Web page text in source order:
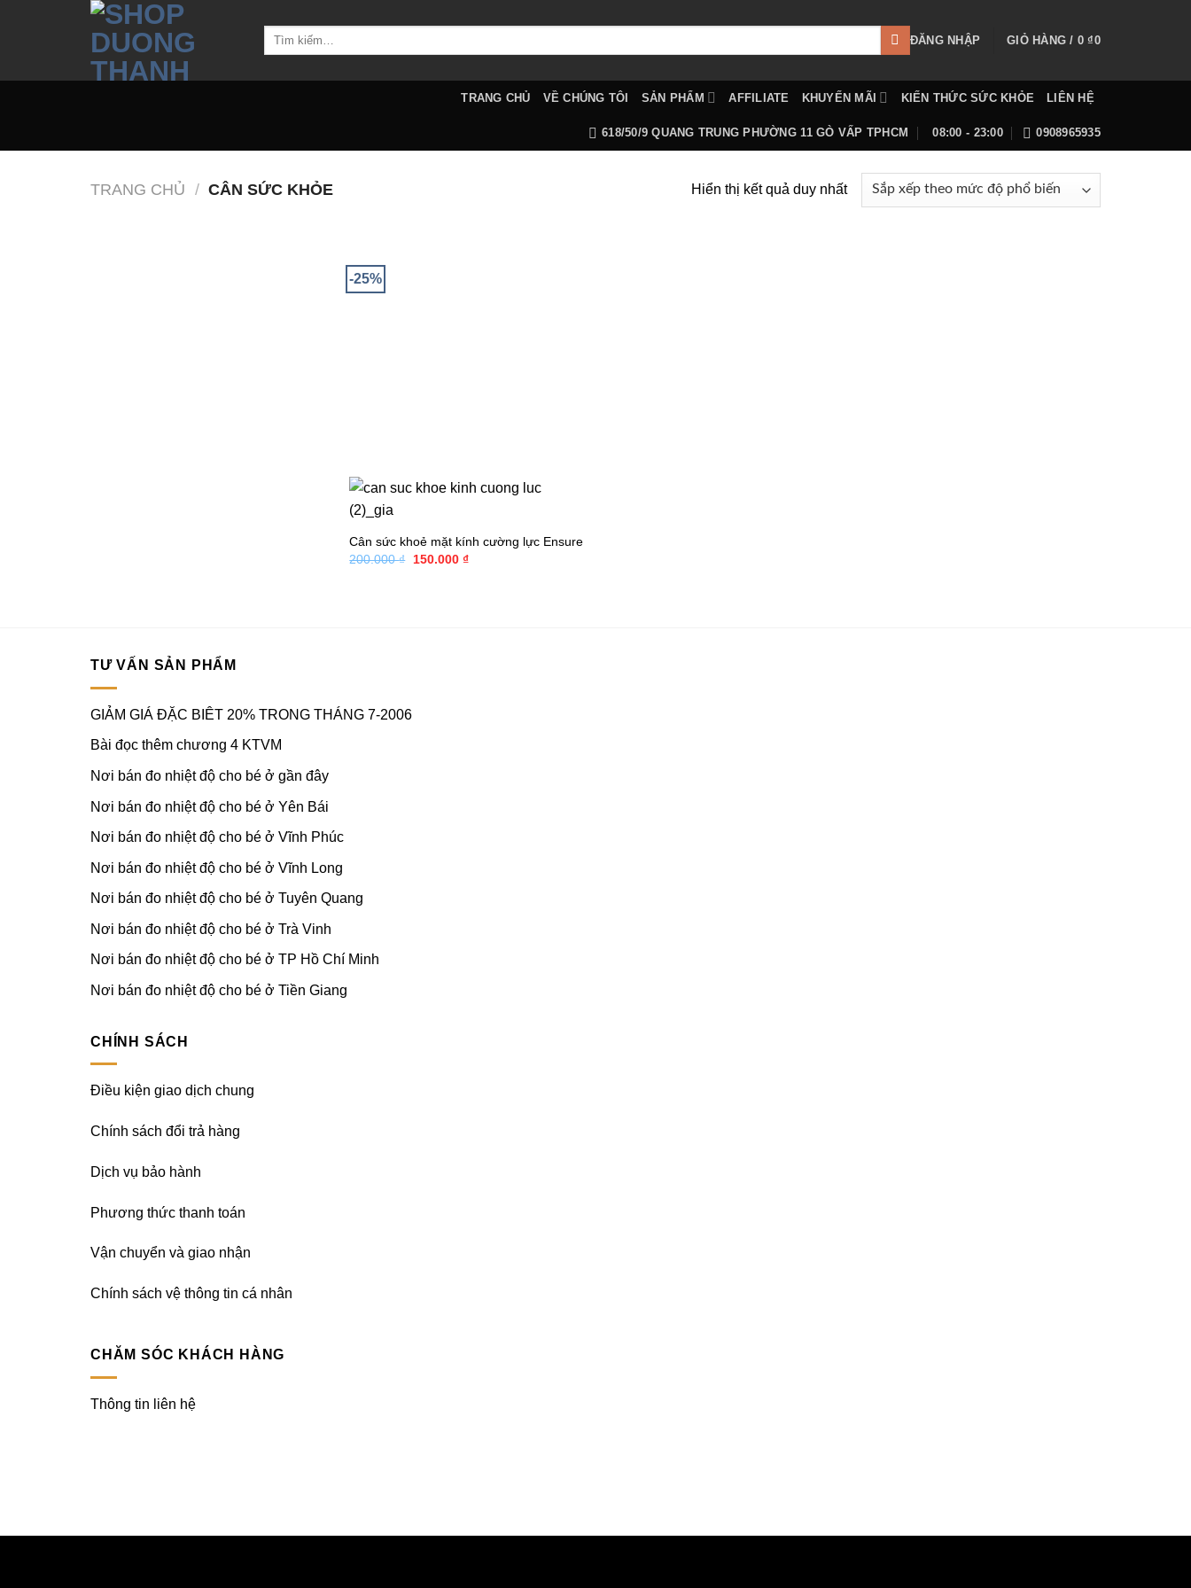
Tìm
ĐĂNG NHẬP GIỎ HÀNG / 0₫0
TRANG CHỦ VỀ CHÚNG TÔI SẢN PHẨM AFFILIATE KHUYẾN MÃI KIẾN THỨC SỨC KHỎE LIÊN HỆ
618/50/9 QUANG TRUNG PHƯỜNG 11 GÒ VẤP TPHCM 08:00 - 23:00 0908965935
TRANG CHỦ / CÂN SỨC KHỎE Hiển thị kết quả duy nhất
-25%
Cân sức khoẻ mặt kính cường lực Ensure
200.000₫
Giá
150.000 ₫Giá
TƯ VẤN SẢN PHẨM
GIẢM GIÁ ĐẶC BIÊT 20% TRONG THÁNG 7-2006
Bài đọc thêm chương 4 KTVM
Nơi bán đo nhiệt độ cho bé ở gần đây
Nơi bán đo nhiệt độ cho bé ở Yên Bái
Nơi bán đo nhiệt độ cho bé ở Vĩnh Phúc
Nơi bán đo nhiệt độ cho bé ở Vĩnh Long
Nơi bán đo nhiệt độ cho bé ở Tuyên Quang
Nơi bán đo nhiệt độ cho bé ở Trà Vinh
Nơi bán đo nhiệt độ cho bé ở TP Hồ Chí Minh
Nơi bán đo nhiệt độ cho bé ở Tiền Giang
CHÍNH SÁCH
Điều kiện giao dịch chung
Chính sách đổi trả hàng
Dịch vụ bảo hành
Phương thức thanh toán
Vận chuyển và giao nhận
Chính sách vệ thông tin cá nhân
CHĂM SÓC KHÁCH HÀNG
Thông tin liên hệ